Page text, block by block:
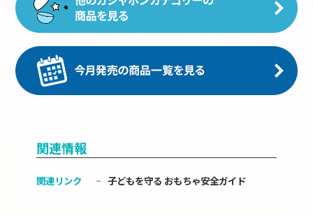
関連情報
関連リンク 子どもを守る おもちゃ安全ガイド